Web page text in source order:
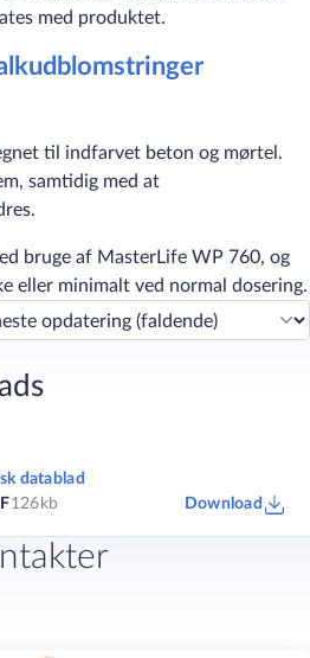
med produktet.
til indfarvet beton og mørtel.
samtidig med at
bruge af MasterLife WP 760, og
eller minimalt ved normal dosering.
datablad
126kb Download